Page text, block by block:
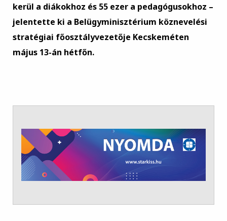
kerül a diákokhoz és 55 ezer a pedagógusokhoz –
jelentette ki a Belügyminisztérium köznevelési
stratégiai főosztályvezetője Kecskeméten
május 13-án hétfőn.